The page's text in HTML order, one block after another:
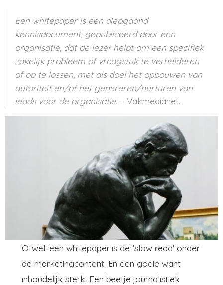
Een whitepaper is een diepgaand
kennisdocument, gepubliceerd door een
organisatie, dat de lezer helpt om een specifiek
zakelijk probleem of vraagstuk te verhelderen
of op te lossen, met als doel het opbouwen van
autoriteit en/of het genereren/nurturen van
leads voor de organisatie. – Vakmedianet.
Ofwel: een whitepaper is de ‘slow read’ onder
de marketingcontent. En een goeie want
inhoudelijk sterk. Een beetje journalistiek